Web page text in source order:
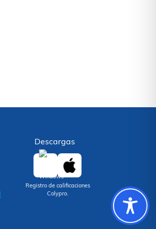
Descargas
Registro de calificaciones
Colypro.